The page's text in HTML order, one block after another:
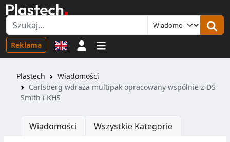
Reklama Logowanie
Plastech
Wiadomości
Carlsberg wdraża multipak opracowany wspólnie z DS
Smith i KHS
Wiadomości Wszystkie Kategorie